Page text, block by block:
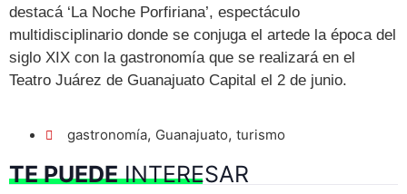
destacá ‘La Noche Porfiriana’, espectáculo
multidisciplinario donde se conjuga el artede la época del
siglo XIX con la gastronomía que se realizará en el
Teatro Juárez de Guanajuato Capital el 2 de junio.
gastronomía, Guanajuato, turismo
TE PUEDEINTERESAR